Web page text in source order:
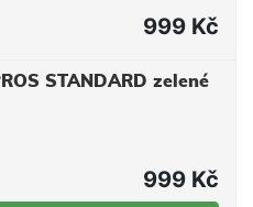
999 Kč
STANDARD zelené
999 Kč